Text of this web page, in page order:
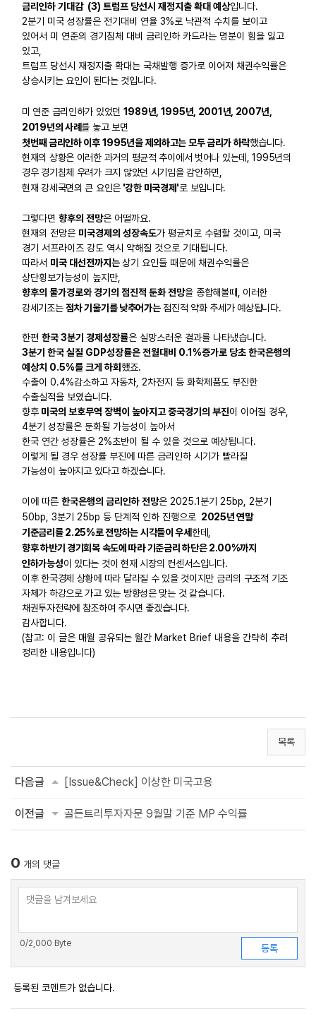
금리인하 기대감 (3) 트럼프 당선시 재정지출 확대 예상입니다.
2분기 미국 성장률은 전기대비 연율 3%로 낙관적 수치를 보이고
있어서 미 연준의 경기침체 대비 금리인하 카드라는 명분이 힘을 잃고
있고,
트럼프 당선시 재정지출 확대는 국채발행 증가로 이어져 채권수익률은
상승시키는 요인이 된다는 것입니다.
미 연준 금리인하가 있었던 1989년, 1995년, 2001년, 2007년,
2019년의 사례 를 놓고 보면
첫번째 금리인하 이후 1995년을 제외하고는 모두 금리가 하락했습니다.
현재의 상황은 이러한 과거의 평균적 추이에서 벗어나 있는데,1995년의
경우 경기침체 우려가 크지 않았던 시기임을 감안하면,
현재 강세국면의 큰 요인은'강한 미국경제'로 보입니다.
그렇다면 향후의 전망은 어떨까요.
현재의 전망은 미국경제의 성장속도가 평균치로 수렴할 것이고, 미국
경기 서프라이즈 강도 역시 약해질 것으로 기대됩니다.
따라서 미국 대선전까지는상기 요인들 때문에 채권수익률은
상단횡보가능성이 높지만,
향후의 물가경로와 경기의 점진적 둔화 전망을 종합해볼때, 이러한
강세기조는점차 기울기를 낮추어가는점진적 약화 추세가 예상됩니다.
한편 한국 3분기 경제성장률은 실망스러운 결과를 나타냈습니다.
3분기 한국 실질 GDP성장률은 전월대비 0.1%증가로 당초 한국은행의
예상치 0.5%를 크게 하회했죠.
수출이 0.4%감소하고 자동차, 2차전지 등 화학제품도 부진한
수출실적을 보였습니다.
향후 미국의 보호무역 장벽이 높아지고 중국경기의 부진이 이어질 경우,
4분기 성장률은 둔화될 가능성이 높아서
한국 연간 성장률은 2%초반이 될 수 있을 것으로 예상됩니다.
이렇게 될 경우 성장률 부진에 따른 금리인하 시기가 빨라질
가능성이 높아지고 있다고 하겠습니다.
이에 따른 한국은행의 금리인하 전망은 2025.1분기 25bp, 2분기
50bp, 3분기 25bp 등 단계적 인하 진행으로 2025년 연말
기준금리를 2.25%로 전망하는 시각들이 우세 한데,
향후 하반기 경기회복 속도에 따라 기준금리 하단은 2.00%까지
인하가능성이 있다는 것이 현재 시장의 컨센서스입니다.
이후 한국경제 상황에 따라 달라질 수 있을 것이지만 금리의 구조적 기조
자체가 하강으로 가고 있는 방향성은 맞는 것 같습니다.
채권투자전략에 참조하여 주시면 좋겠습니다.
감사합니다.
(참고: 이 글은 매월 공유되는 월간 Market Brief 내용을 간략히 추려
정리한 내용입니다)
목록
다음글 [Issue&Check] 이상한 미국고용
이전글 골든트리투자자문 9월말 기준 MP 수익률
0 개의 댓글
0/2,000 Byte
등록된 코멘트가 없습니다.